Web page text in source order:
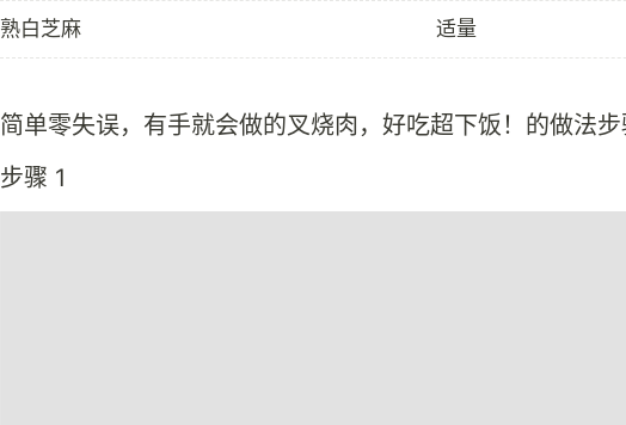
熟白芝麻 适量
简单零失误，有手就会做的叉烧肉，好吃超下饭！的做法
步骤 1